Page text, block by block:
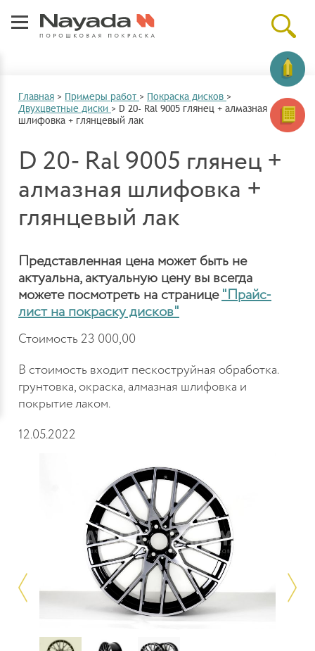
Главная > Примеры работ > Покраска дисков >
Двухцветные диски > D 20- Ral 9005 глянец + алмазная
шлифовка + глянцевый лак
D 20- Ral 9005 глянец +
алмазная шлифовка +
глянцевый лак
Представленная цена может быть не
актуальна, актуальную цену вы всегда
можете посмотреть на странице "Прайс-
лист на покраску дисков"
Стоимость 23 000,00
В стоимость входит пескоструйная обработка.
грунтовка, окраска, алмазная шлифовка и
покрытие лаком.
12.05.2022